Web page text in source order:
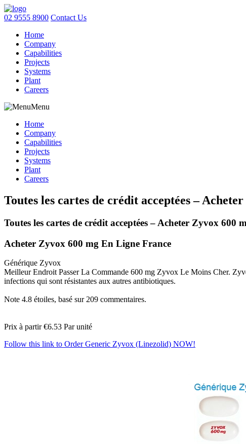
02 9555 8900 Contact Us
Home
Company
Capabilities
Projects
Systems
Plant
Careers
Menu
Home
Company
Capabilities
Projects
Systems
Plant
Careers
Toutes les cartes de crédit acceptées –
Toutes les cartes de crédit acceptées – Acheter Zyvox 600
Acheter Zyvox 600 mg En Ligne France
Générique Zyvox
Meilleur Endroit Passer La Commande 600 mg Zyvox Le Moins Cher.
infections qui sont résistantes aux autres antibiotiques.
Note 4.8 étoiles, basé sur 209 commentaires.
Prix à partir€6.53 Par unité
Follow this link to Order Generic Zyvox (Linezolid) NOW!